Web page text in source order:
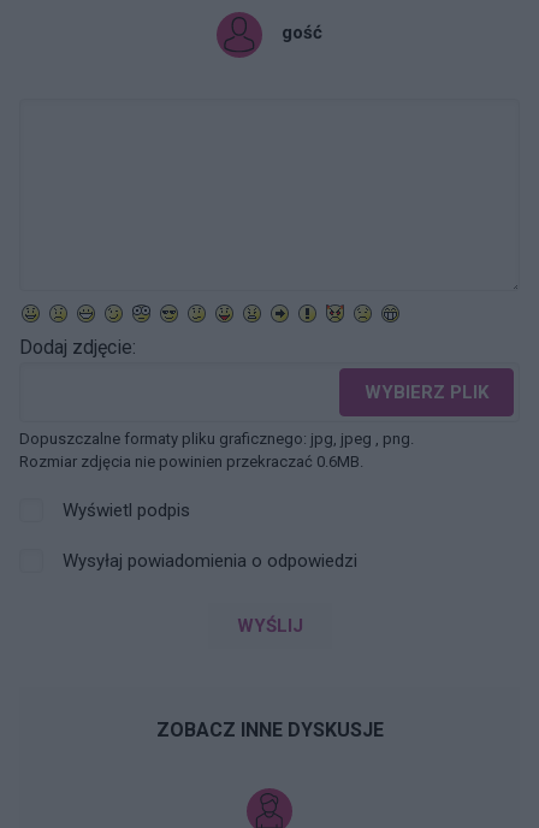
gość
Dodaj zdjęcie:
WYBIERZ PLIK
Dopuszczalne formaty pliku graficznego: jpg, jpeg , png.
Rozmiar zdjęcia nie powinien przekraczać 0.6MB.
Wyświetl podpis
Wysyłaj powiadomienia o odpowiedzi
WYŚLIJ
ZOBACZ INNE DYSKUSJE